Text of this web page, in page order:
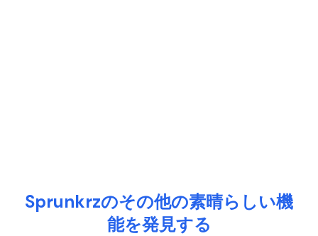
Sprunkrzのその他の素晴らしい機
能を発見する